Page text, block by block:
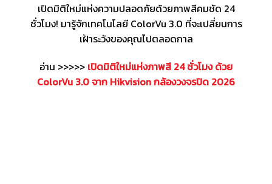
เปิดมิติใหม่แห่งความปลอดภัยด้วยภาพสีคมชัด 24
ชั่วโมง! มารู้จักเทคโนโลยี ColorVu 3.0 ที่จะเปลี่ยนการ
เฝ้าระวังของคุณไปตลอดกาล
อ่าน >>>>> เปิดมิติใหม่แห่งภาพสี 24 ชั่วโมง ด้วย
ColorVu 3.0 จาก Hikvision กล้องวงจรปิด 2026